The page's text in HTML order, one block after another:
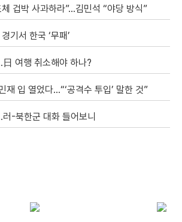
겁박 사과하라”…김민석 “야당 방식”
기서 한국 ‘무패’
日 여행 취소해야 하나?
재 입 열었다…“‘공격수 투입’ 말한 것”
-북한군 대화 들어보니